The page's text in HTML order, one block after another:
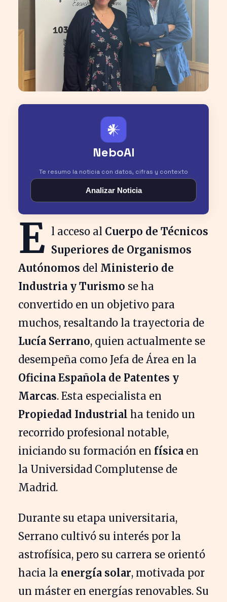
𒀭
NeboAI
Te resumo la noticia con datos, cifras y contexto
Analizar Noticia
E l acceso al Cuerpo de Técnicos
Superiores de Organismos
Autónomos del Ministerio de
Industria y Turismo se ha
convertido en un objetivo para
muchos, resaltando la trayectoria de
Lucía Serrano, quien actualmente se
desempeña como Jefa de Área en la
Oficina Española de Patentes y
Marcas. Esta especialista en
Propiedad Industrial ha tenido un
recorrido profesional notable,
iniciando su formación en física en
la Universidad Complutense de
Madrid.
Durante su etapa universitaria,
Serrano cultivó su interés por la
astrofísica, pero su carrera se orientó
hacia la energía solar, motivada por
un máster en energías renovables. Su